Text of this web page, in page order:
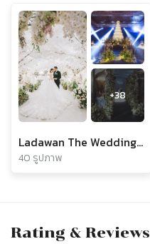
+38
Ladawan The Wedding Planner
40 รูปภาพ
Rating & Reviews